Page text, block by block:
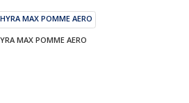
MAX POMME AERO